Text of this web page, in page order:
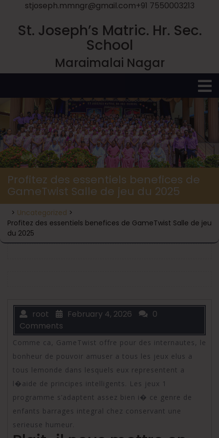
stjoseph.mmngr@gmail.com+91 7550003213
St. Joseph’s Matric. Hr. Sec.
School
Maraimalai Nagar
Profitez des essentiels benefices de
GameTwist Salle de jeu du 2025
> Uncategorized >
Profitez des essentiels benefices de GameTwist Salle de jeu
du 2025
root February 4, 2026
0
Comments
Comme ca, GameTwist offre pour des internautes, le
bonheur de pouvoir amuser a tous les jeux elus a
tous lemonde dans lesquels eux representent a
l�aide de principes intelligents. Les jeux 1
programme s’adaptent assez bien i� ce genre de
enfants barrages integral chez conservant une
serieuse humeur.